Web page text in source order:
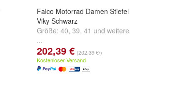
Falco Motorrad Damen Stiefel
Viky Schwarz
Größe: 40, 39, 41 und weitere
...
202,39 € (202,39 €/)
Kostenloser Versand